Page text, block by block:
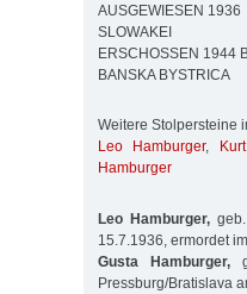
AUSGEWIESEN 1936
SLOWAKEI
ERSCHOSSEN 1944
BANSKA BYSTRICA
Weitere Stolpersteine
Leo Hamburger,
Hamburger
Leo Hamburger,geb.
15.7.1936, ermordet
Gusta Hamburger,
Pressburg/Bratislava